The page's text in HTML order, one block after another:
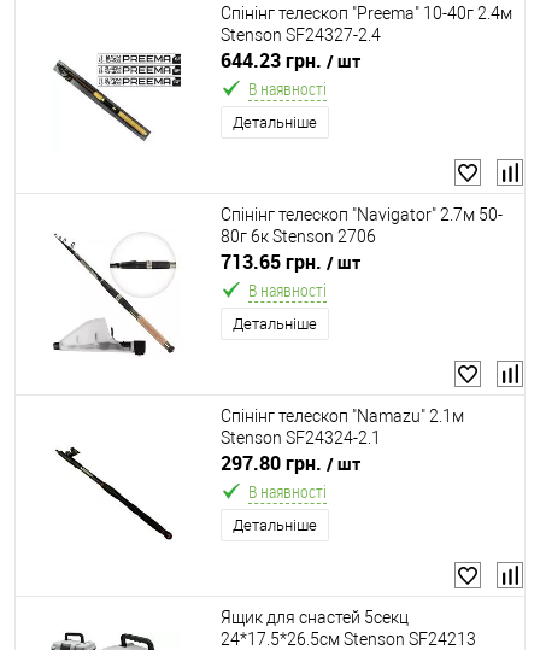
Спінінг телескоп "Preema" 10-40г 2.4м
Stenson SF24327-2.4
644.23 грн. / шт
В наявності
Детальніше
Спінінг телескоп "Navigator" 2.7м 50-
80г 6к Stenson 2706
713.65 грн. / шт
В наявності
Детальніше
Спінінг телескоп "Namazu" 2.1м
Stenson SF24324-2.1
297.80 грн. / шт
В наявності
Детальніше
Ящик для снастей 5секц
24*17.5*26.5см Stenson SF24213